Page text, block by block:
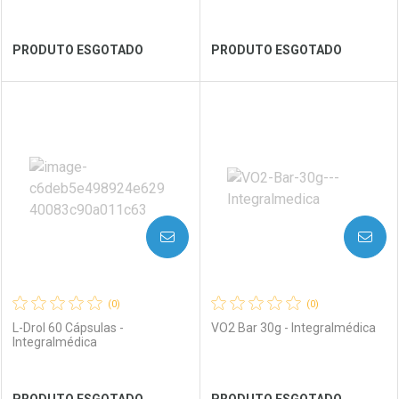
Ver Desconto Convênio Ver Desconto Convênio
PRODUTO ESGOTADO
Laboratório
Ver Desconto Convênio
Por Menos
PRODUTO ESGOTADO
Ver Desconto Convênio
(0)
L-Drol 60 Cápsulas -
Integralmédica
AVISE-ME
(0)
VO2 Bar 30g - Integralmédica
AVISE-ME